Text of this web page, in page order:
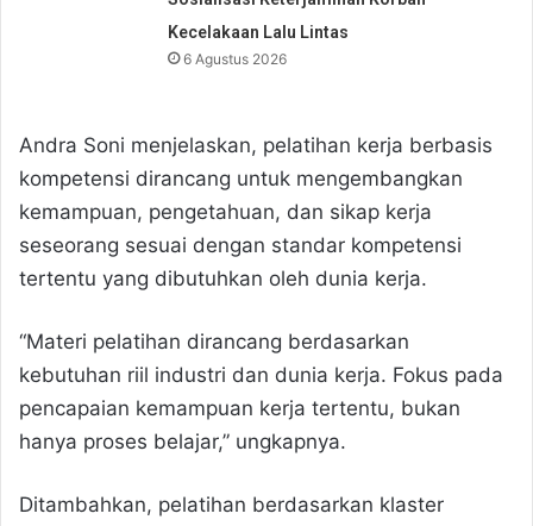
Kecelakaan Lalu Lintas
6 Agustus 2026
Andra Soni menjelaskan, pelatihan kerja berbasis
kompetensi dirancang untuk mengembangkan
kemampuan, pengetahuan, dan sikap kerja
seseorang sesuai dengan standar kompetensi
tertentu yang dibutuhkan oleh dunia kerja.
“Materi pelatihan dirancang berdasarkan
kebutuhan riil industri dan dunia kerja. Fokus pada
pencapaian kemampuan kerja tertentu, bukan
hanya proses belajar,” ungkapnya.
Ditambahkan, pelatihan berdasarkan klaster